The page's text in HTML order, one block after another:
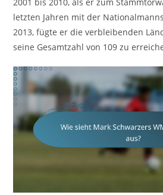
letzten Jahren mit der
2013, fügte er die verbleibenden
seine Gesamtzahl von 109 zu